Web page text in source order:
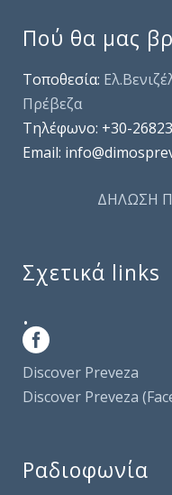
Πού θα μας
Τοποθεσία:
Πρέβεζα
Τηλέφωνo: +30-
Email:
ΔΗΛΩΣΗ
Σχετικά links
.
Discover Preveza
Discover Preveza
Ραδιοφωνία